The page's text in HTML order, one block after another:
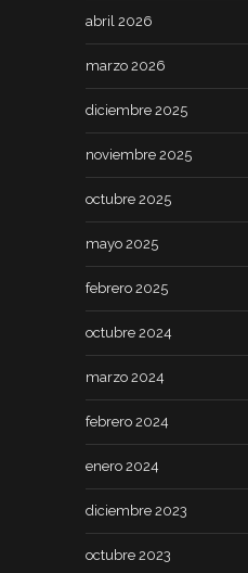
abril 2026
marzo 2026
diciembre 2025
noviembre 2025
octubre 2025
mayo 2025
febrero 2025
octubre 2024
marzo 2024
febrero 2024
enero 2024
diciembre 2023
octubre 2023